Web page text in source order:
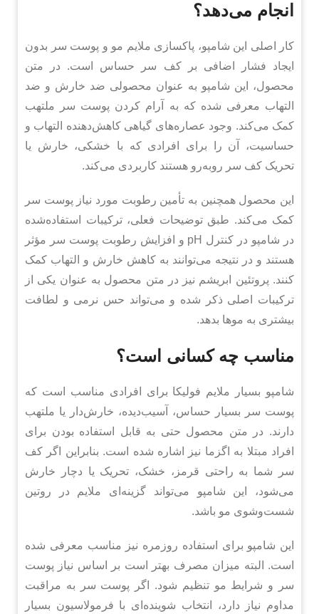
انجام می‌دهد؟
کار اصلی این شامپو، پاکسازی ملایم مو و پوست سر بدون
ایجاد فشار اضافی بر کف سر حساس است. در متن
محصول، این شامپو به عنوان محصولی ضد خارش و ضد
التهاب معرفی شده که به آرام کردن پوست سر ملتهب
کمک می‌کند. وجود عصاره‌های گیاهی کاهش‌دهنده التهاب و
حساسیت، آن را برای افرادی که با خشکی، خارش یا
تحریک کف سر روبه‌رو هستند کاربردی می‌کند.
این محصول همچنین به تأمین رطوبت مورد نیاز پوست سر
کمک می‌کند. طبق توضیحات فعلی، ترکیبات استفاده‌شده
در شامپو در کنترل pH و افزایش رطوبت پوست سر مؤثر
هستند و در نتیجه می‌توانند به کاهش خارش و التهاب کمک
کنند. پروتئین ابریشم نیز در متن محصول به عنوان یکی از
ترکیبات اصلی ذکر شده و می‌تواند حس نرمی و لطافت
بیشتری به موها بدهد.
مناسب چه کسانی است؟
شامپو بسیار ملایم فولیکا برای افرادی مناسب است که
پوست سر بسیار حساس، آسیب‌دیده، خارش‌دار یا ملتهب
دارند. در متن محصول حتی به قابل استفاده بودن برای
افراد مبتلا به اگزما نیز اشاره شده است. بنابراین اگر کف
سر شما به راحتی قرمز، خشک، تحریک یا دچار خارش
می‌شود، این شامپو می‌تواند گزینه‌ای ملایم در روتین
شست‌وشوی مو باشد.
این شامپو برای استفاده روزمره نیز مناسب معرفی شده
است. البته میزان مصرف بهتر است بر اساس نیاز پوست
سر و شرایط مو تنظیم شود. اگر پوست سر به مراقبت
مداوم نیاز دارد، انتخاب شوینده‌ای با فرمولاسیون بسیار